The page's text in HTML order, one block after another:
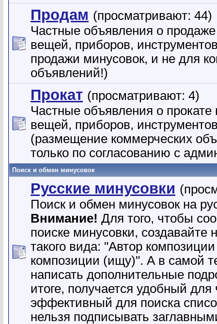
Продам (просматривают: 44)
Частные объявления о
вещей, приборов,
продажи минусовок, и не для
объявлений!)
Прокат (просматривают: 4)
Частные объявления о прокате
вещей, приборов,
(размещение коммерческих
только по согласованию с
Поиск и обмен минусовок
Русские минусовки
Поиск и обмен минусовок на
Внимание! Для того, чтобы
поиске минусовки, создавайте
такого вида: "Автор
композиции (ищу)". А в самой
написать дополнительные
итоге, получается удобный для
эффективный для поиска
нельзя подписывать